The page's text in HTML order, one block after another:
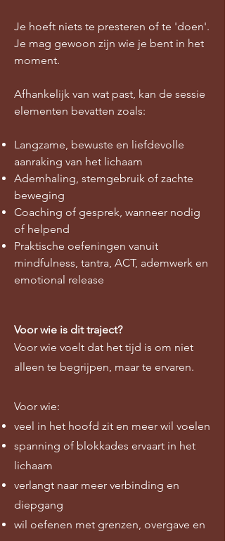
Je hoeft niets te presteren of te 'doen'.
Je mag gewoon zijn wie je bent in het
moment.
Afhankelijk van wat past, kan de sessie
elementen bevatten zoals:
Langzame, bewuste en liefdevolle
aanraking van het lichaam
Ademhaling, stemgebruik of zachte
beweging
Coaching of gesprek, wanneer nodig
of helpend
Praktische oefeningen vanuit
mindfulness, tantra, ACT, ademwerk en
emotional release
Voor wie is dit traject?
Voor wie voelt dat het tijd is om niet
alleen te begrijpen, maar te ervaren.
Voor wie:
veel in het hoofd zit en meer wil voelen
spanning of blokkades ervaart in het
lichaam
verlangt naar meer verbinding en
diepgang
wil oefenen met grenzen, overgave en